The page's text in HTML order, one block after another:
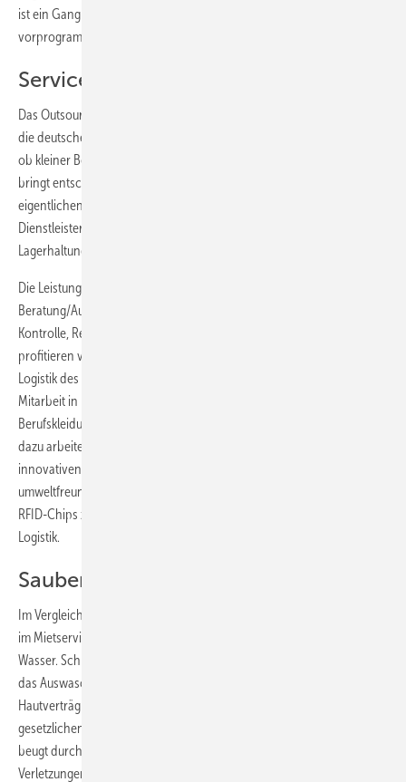
ist ein Gang zur Nähstube und damit Zeitaufwand und Kosten
vorprogrammiert.
Servicevorteile im Leasing
Das Outsourcing von Berufskleidungsmanagement wird quer durch
die deutsche Wirtschaft immer stärker in Anspruch genommen. Egal
ob kleiner Betrieb oder Großunternehmen, das Full-Service-Angebot
bringt entscheidende Vorteile: Während sich die Firma auf ihre
eigentlichen Kernkompetenzen konzentrieren kann, übernimmt der
Dienstleister die personal-, platz-, zeit- und kostenintensive
Lagerhaltung sowie das komplette Handling der Bekleidung.
Die Leistungen eines textilen Dienstleisters umfassen in der Regel
Beratung/Ausstattung, Abholen, Waschen, Trocknen/Bügeln,
Kontrolle, Reparieren/Austauschen sowie Anliefern. Kunden
profitieren von der Beratungskompetenz und der ausgeklügelten
Logistik des Anbieters. Mit regelmäßigen Produktschulungen, der
Mitarbeit in Normgremien und dem Besuch von Messen frischen die
Berufskleidungsexperten ihr Fachwissen kontinuierlich auf. Parallel
dazu arbeiten die führenden Mietserviceanbieter eng mit einer
innovativen Zuliefererindustrie zusammen, zum Beispiel bei
umweltfreundlichen und effektiven Waschmitteln, Waschstraßen,
RFID-Chips zur Identifikation der Textilien oder Sortieranlagen für die
Logistik.
Sauber und sicher
Im Vergleich zur normalen Haushaltswäsche ist die Industriewäsche
im Mietservice qualitativ überlegen und spart auch noch Energie und
Wasser. Schmutz wird sicher rausgewaschen, Spülbäder sorgen für
das Auswaschen der Tenside und damit für eine hohe
Hautverträglichkeit. Gleichzeitig garantiert der Anbieter die
gesetzlichen Sicherheitsnormen jedes einzelnen Kleidungsstücks und
beugt durch automatische Reparatur bzw. Austausch bei Verschleiß
Verletzungen und krankheitsbedingten Ausfällen vor. Dank großer